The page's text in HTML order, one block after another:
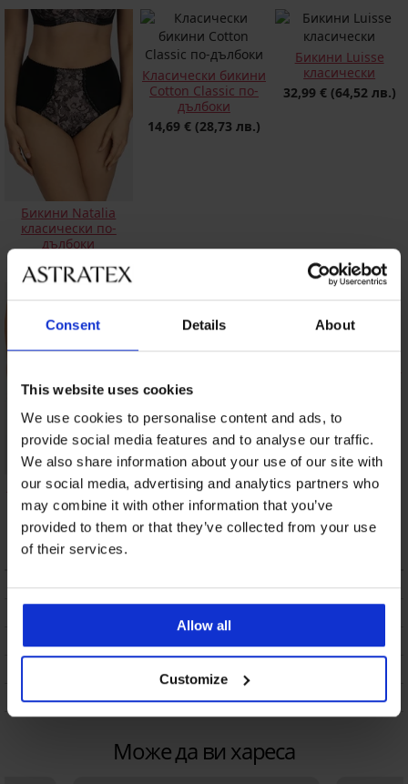
Consent Details About
This website uses cookies
We use cookies to personalise content and ads, to
provide social media features and to analyse our traffic.
We also share information about your use of our site with
our social media, advertising and analytics partners who
may combine it with other information that you’ve
provided to them or that they’ve collected from your use
of their services.
Allow all
Customize
Бикини Natalia
класически по-
дълбоки
22,99 €(44,96 лв.)
Класически бикини
Cotton Classic по-
дълбоки
14,69 € (28,73 лв.)
Бикини Luisse
класически
32,99 € (64,52 лв.)
Класически бикини
Christina с висока
талия
7,80 €(15,26 лв.)
Класически бикини
Alexandra с висока
талия
7,50 €(14,67 лв.)
32,99 € (64,52 лв.)
ОПИСАНИЕ
ЗА МАРКАТА
Може да ви хареса